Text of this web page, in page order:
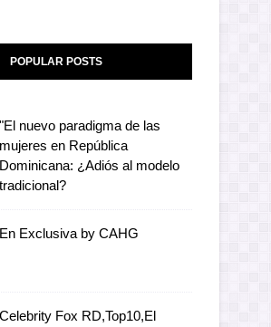
POPULAR POSTS
"El nuevo paradigma de las
mujeres en República
Dominicana: ¿Adiós al modelo
tradicional?
En Exclusiva by CAHG
Celebrity Fox RD,Top10,El